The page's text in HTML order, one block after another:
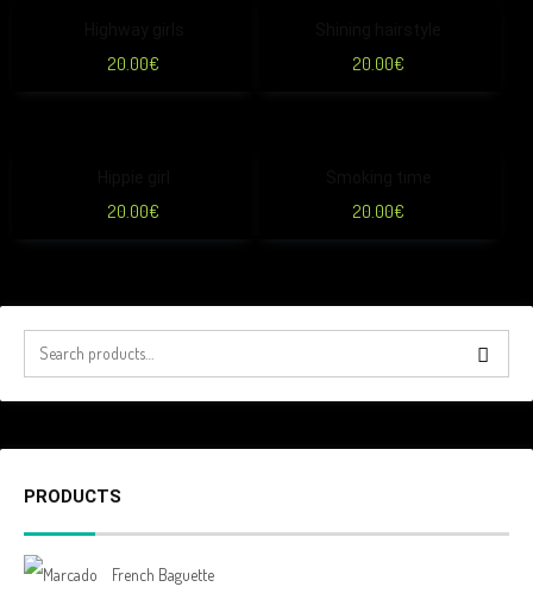
20.00€ 20.00€
20.00€ 20.00€
PRODUCTS
French Baguette